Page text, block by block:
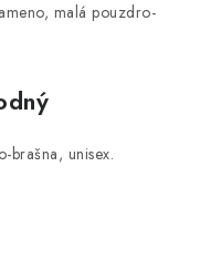
malá pouzdro-
brašna, unisex.